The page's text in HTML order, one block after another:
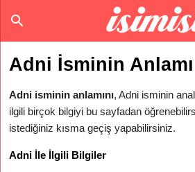
Adni İsminin
Adni isminin anlamını, Adni isminin
ilgili birçok bilgiyi bu sayfadan
istediğiniz kısma geçiş yapabilirsiniz.
Adni İle İlgili Bilgiler